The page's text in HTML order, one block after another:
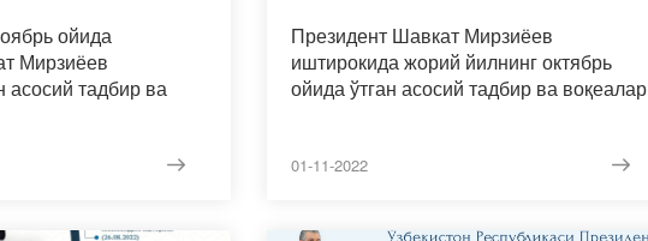
ойида
Мирзиёев
асосий тадбир ва
Президент Шавкат Мирзиёев
иштирокида жорий йилнинг октябрь
ойида ўтган асосий тадбир ва воқеалар
01-11-2022